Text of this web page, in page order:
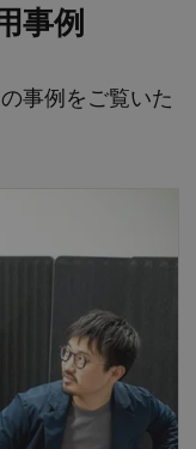
事例
事例をご覧いた